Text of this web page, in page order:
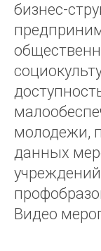
бизнес-
молодежи,
данных
Видео